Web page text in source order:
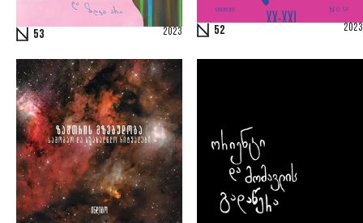
53 2023 52 2023